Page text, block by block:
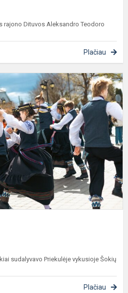
rajono Dituvos Aleksandro Teodoro
Plačiau
sudalyvavo Priekulėje vykusioje Šokių
Plačiau